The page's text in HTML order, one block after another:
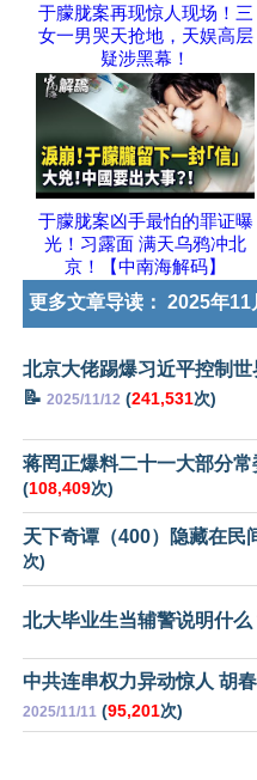
于朦胧案再现惊人现场！三
女一男哭天抢地，天娱高层
疑涉黑幕！
于朦胧案凶手最怕的罪证曝
光！习露面 满天乌鸦冲北
京！【中南海解码】
更多文章导读： 2025年11
北京大佬踢爆习近平控制
📝 2025/11/12 (241,531次)
蒋罔正爆料二十一大部分常
(108,409次)
天下奇谭（400）隐藏在民
次)
北大毕业生当辅警说明什么
中共连串权力异动惊人 胡
2025/11/11 (95,201次)